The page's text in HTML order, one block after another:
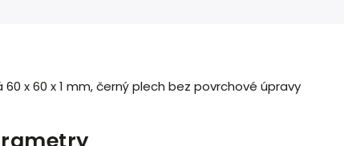
x 60 x 1 mm, černý plech bez povrchové úpravy